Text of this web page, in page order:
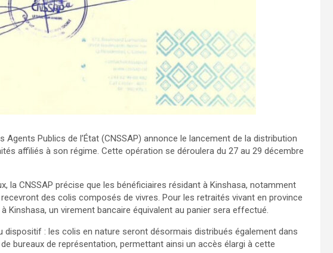
Publics de l’État (CNSSAP) annonce le lancement de la distribution
affiliés à son régime. Cette opération se déroulera du 27 au 29 décembre
la CNSSAP précise que les bénéficiaires résidant à Kinshasa, notamment
des colis composés de vivres. Pour les retraités vivant en province
Kinshasa, un virement bancaire équivalent au panier sera effectué.
dispositif : les colis en nature seront désormais distribués également dans
bureaux de représentation, permettant ainsi un accès élargi à cette